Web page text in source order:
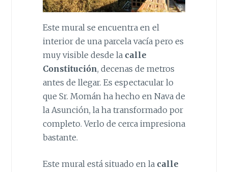
Este mural se encuentra en el
interior de una parcela vacía pero es
muy visible desde la calle
Constitución, decenas de metros
antes de llegar. Es espectacular lo
que Sr. Momán ha hecho en Nava de
la Asunción, la ha transformado por
completo. Verlo de cerca impresiona
bastante.
Este mural está situado en la calle